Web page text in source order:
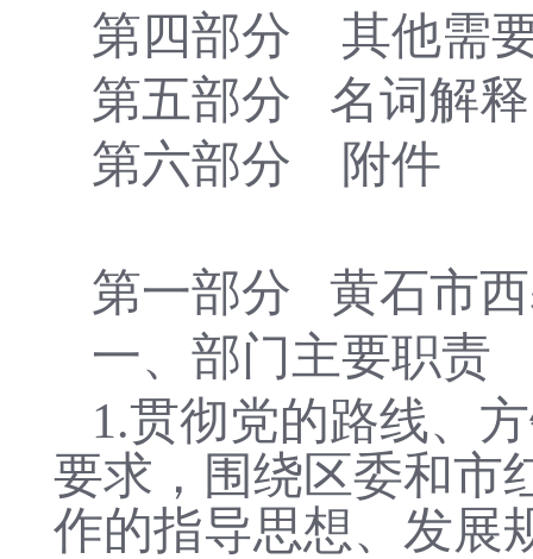
第四部分 其他需
第五部分
名词解释
第六部分 附件
第一部分
黄石市
一、部门主要职责
1.贯彻党的路线、
要求，围绕区委和市
作的指导思想、发展